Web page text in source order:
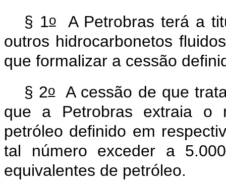
§ 1oA Petrobras terá a
outros hidrocarbonetos
que formalizar a cessão
§ 2oA cessão de que
que a Petrobras extraia o
petróleo definido em
tal número exceder a
equivalentes de petróleo.